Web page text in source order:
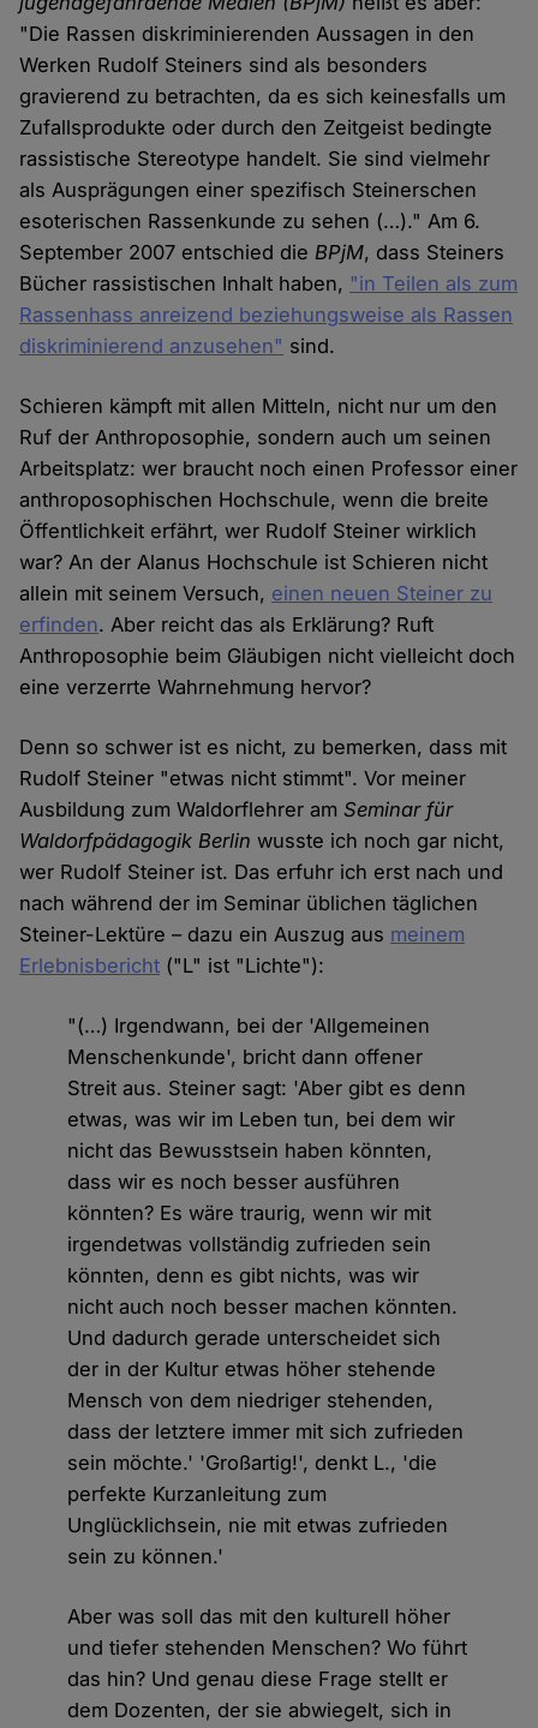
"Die Rassen diskriminierenden Aussagen in den
Werken Rudolf Steiners sind als besonders
gravierend zu betrachten, da es sich keinesfalls um
Zufallsprodukte oder durch den Zeitgeist bedingte
rassistische Stereotype handelt. Sie sind vielmehr
als Ausprägungen einer spezifisch Steinerschen
esoterischen Rassenkunde zu sehen (…)." Am 6.
September 2007 entschied dieBPjM, dass Steiners
Bücher rassistischen Inhalt haben, "in Teilen als zum
Rassenhass anreizend beziehungsweise als Rassen
diskriminierend anzusehen" sind.
Schieren kämpft mit allen Mitteln, nicht nur um den
Ruf der Anthroposophie, sondern auch um seinen
Arbeitsplatz: wer braucht noch einen Professor einer
anthroposophischen Hochschule, wenn die breite
Öffentlichkeit erfährt, wer Rudolf Steiner wirklich
war? An der Alanus Hochschule ist Schieren nicht
allein mit seinem Versuch, einen neuen Steiner zu
erfinden. Aber reicht das als Erklärung? Ruft
Anthroposophie beim Gläubigen nicht vielleicht doch
eine verzerrte Wahrnehmung hervor?
Denn so schwer ist es nicht, zu bemerken, dass mit
Rudolf Steiner "etwas nicht stimmt". Vor meiner
Ausbildung zum Waldorflehrer amSeminar für
Waldorfpädagogik Berlin wusste ich noch gar nicht,
wer Rudolf Steiner ist. Das erfuhr ich erst nach und
nach während der im Seminar üblichen täglichen
Steiner-Lektüre – dazu ein Auszug aus meinem
Erlebnisbericht ("L" ist "Lichte"):
"(…) Irgendwann, bei der 'Allgemeinen
Menschenkunde', bricht dann offener
Streit aus. Steiner sagt: 'Aber gibt es denn
etwas, was wir im Leben tun, bei dem wir
nicht das Bewusstsein haben könnten,
dass wir es noch besser ausführen
könnten? Es wäre traurig, wenn wir mit
irgendetwas vollständig zufrieden sein
könnten, denn es gibt nichts, was wir
nicht auch noch besser machen könnten.
Und dadurch gerade unterscheidet sich
der in der Kultur etwas höher stehende
Mensch von dem niedriger stehenden,
dass der letztere immer mit sich zufrieden
sein möchte.' 'Großartig!', denkt L., 'die
perfekte Kurzanleitung zum
Unglücklichsein, nie mit etwas zufrieden
sein zu können.'
Aber was soll das mit den kulturell höher
und tiefer stehenden Menschen? Wo führt
das hin? Und genau diese Frage stellt er
dem Dozenten, der sie abwiegelt, sich in